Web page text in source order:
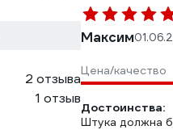
2 отзыва
1 отзыв
Максим
Цена/качество
Достоинства:
Штука должна